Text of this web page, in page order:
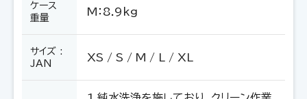
ケース
重量
M：8.9kg
サイズ :
JAN
XS / S / M / L / XL